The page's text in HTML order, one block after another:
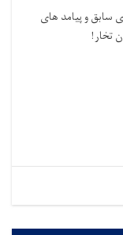
سابق و پیامد های
تخار!